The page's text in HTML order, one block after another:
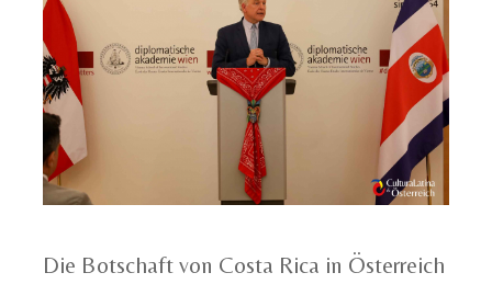
Die Botschaft von Costa Rica in Österreich